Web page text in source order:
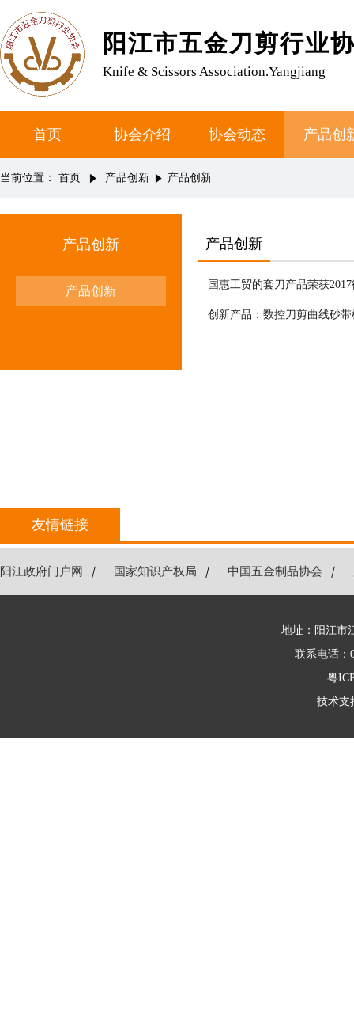
阳江市五金刀剪行业
Knife & Scissors Association.Yangjiang
首页 协会介绍 协会动态 产品创
当前位置： 首页 产品创新 产品创新
产品创新
产品创新
产品创新
国惠工贸的套刀产品荣获
创新产品：数控刀剪曲线砂带
友情链接
阳江政府门户网 ｜ 国家知识产权局 ｜ 中国五金制品协会 ｜
地址：阳江市
联系电话：
粤
技术支